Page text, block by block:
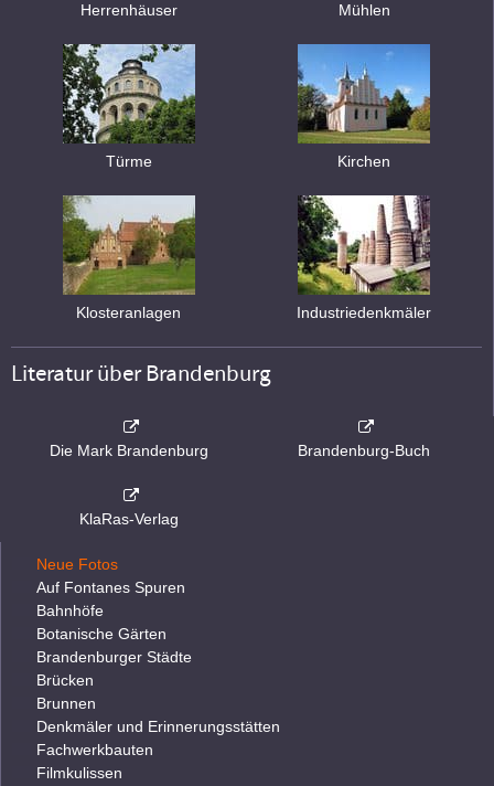
Herrenhäuser Mühlen
Türme Kirchen
Klosteranlagen Industriedenkmäler
Literatur über Brandenburg
Die Mark Brandenburg Brandenburg-Buch
KlaRas-Verlag
Neue Fotos
Auf Fontanes Spuren
Bahnhöfe
Botanische Gärten
Brandenburger Städte
Brücken
Brunnen
Denkmäler und Erinnerungsstätten
Fachwerkbauten
Filmkulissen